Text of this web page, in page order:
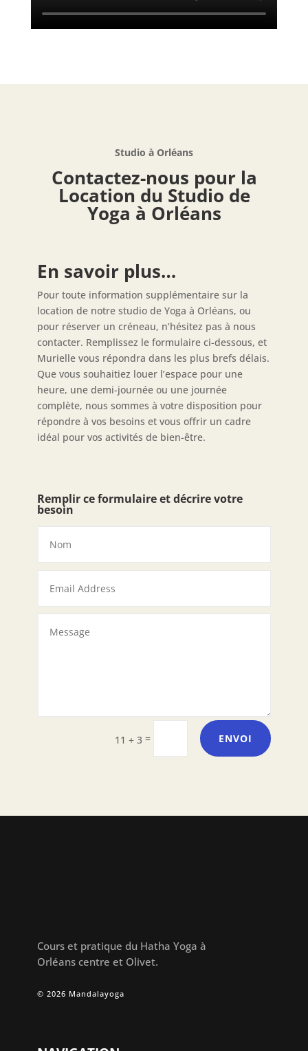
Studio à Orléans
Contactez-nous pour la
Location du Studio de
Yoga à Orléans
En savoir plus…
Pour toute information supplémentaire sur la
location de notre studio de Yoga à Orléans, ou
pour réserver un créneau, n’hésitez pas à nous
contacter. Remplissez le formulaire ci-dessous, et
Murielle vous répondra dans les plus brefs délais.
Que vous souhaitiez louer l’espace pour une
heure, une demi-journée ou une journée
complète, nous sommes à votre disposition pour
répondre à vos besoins et vous offrir un cadre
idéal pour vos activités de bien-être.
Remplir ce formulaire et décrire votre
besoin
11 + 3= ENVOI
Cours et pratique du Hatha Yoga à
Orléans centre et Olivet.
© 2026 Mandalayoga